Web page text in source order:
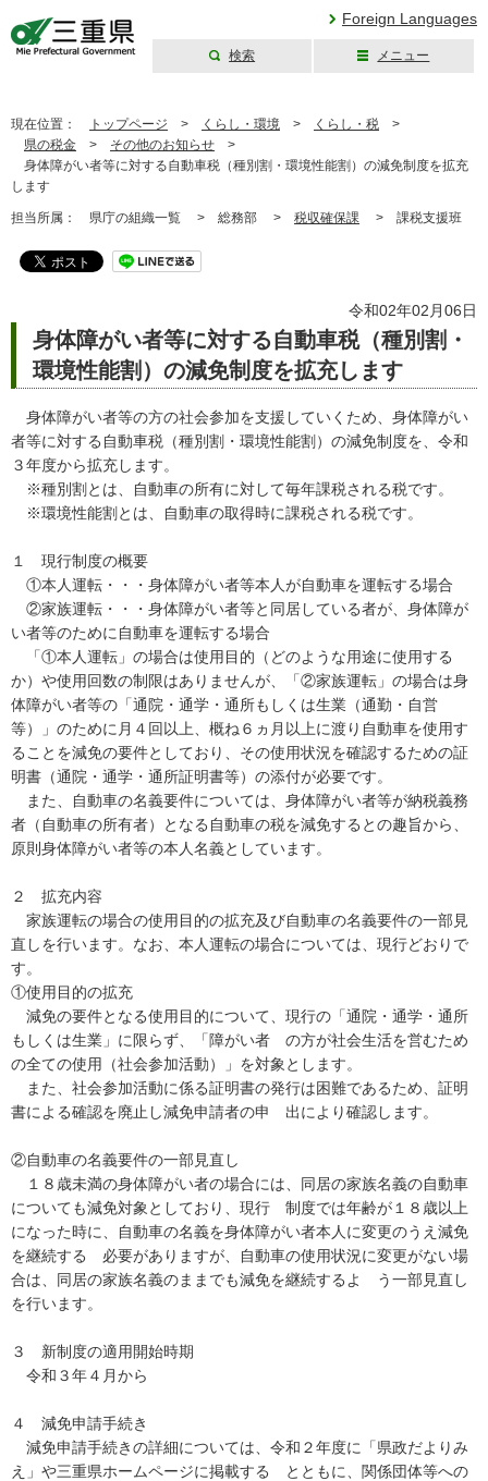
Foreign Languages
検索 メニュー
現在位置： トップページ > くらし・環境 > くらし・税 >
県の税金 > その他のお知らせ >
身体障がい者等に対する自動車税（種別割・環境性能割）の減免制度を拡充
します
担当所属： 県庁の組織一覧 > 総務部 > 税収確保課 > 課税支援班
令和02年02月06日
身体障がい者等に対する自動車税（種別割・
環境性能割）の減免制度を拡充します
身体障がい者等の方の社会参加を支援していくため、身体障がい
者等に対する自動車税（種別割・環境性能割）の減免制度を、令和
３年度から拡充します。
※種別割とは、自動車の所有に対して毎年課税される税です。
※環境性能割とは、自動車の取得時に課税される税です。
１ 現行制度の概要
①本人運転・・・身体障がい者等本人が自動車を運転する場合
②家族運転・・・身体障がい者等と同居している者が、身体障が
い者等のために自動車を運転する場合
「①本人運転」の場合は使用目的（どのような用途に使用する
か）や使用回数の制限はありませんが、「②家族運転」の場合は身
体障がい者等の「通院・通学・通所もしくは生業（通勤・自営
等）」のために月４回以上、概ね６ヵ月以上に渡り自動車を使用す
ることを減免の要件としており、その使用状況を確認するための証
明書（通院・通学・通所証明書等）の添付が必要です。
また、自動車の名義要件については、身体障がい者等が納税義務
者（自動車の所有者）となる自動車の税を減免するとの趣旨から、
原則身体障がい者等の本人名義としています。
２ 拡充内容
家族運転の場合の使用目的の拡充及び自動車の名義要件の一部見
直しを行います。なお、本人運転の場合については、現行どおりで
す。
①使用目的の拡充
減免の要件となる使用目的について、現行の「通院・通学・通所
もしくは生業」に限らず、「障がい者 の方が社会生活を営むため
の全ての使用（社会参加活動）」を対象とします。
また、社会参加活動に係る証明書の発行は困難であるため、証明
書による確認を廃止し減免申請者の申 出により確認します。
②自動車の名義要件の一部見直し
１８歳未満の身体障がい者の場合には、同居の家族名義の自動車
についても減免対象としており、現行 制度では年齢が１８歳以上
になった時に、自動車の名義を身体障がい者本人に変更のうえ減免
を継続する 必要がありますが、自動車の使用状況に変更がない場
合は、同居の家族名義のままでも減免を継続するよ う一部見直し
を行います。
３ 新制度の適用開始時期
令和３年４月から
４ 減免申請手続き
減免申請手続きの詳細については、令和２年度に「県政だよりみ
え」や三重県ホームページに掲載する とともに、関係団体等への